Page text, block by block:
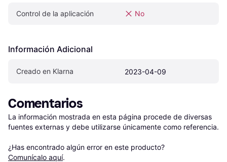
Control de la aplicación No
Información Adicional
Creado en Klarna 2023-04-09
Comentarios
La información mostrada en esta página procede de diversas
fuentes externas y debe utilizarse únicamente como referencia.
¿Has encontrado algún error en este producto?
Comunícalo aquí.